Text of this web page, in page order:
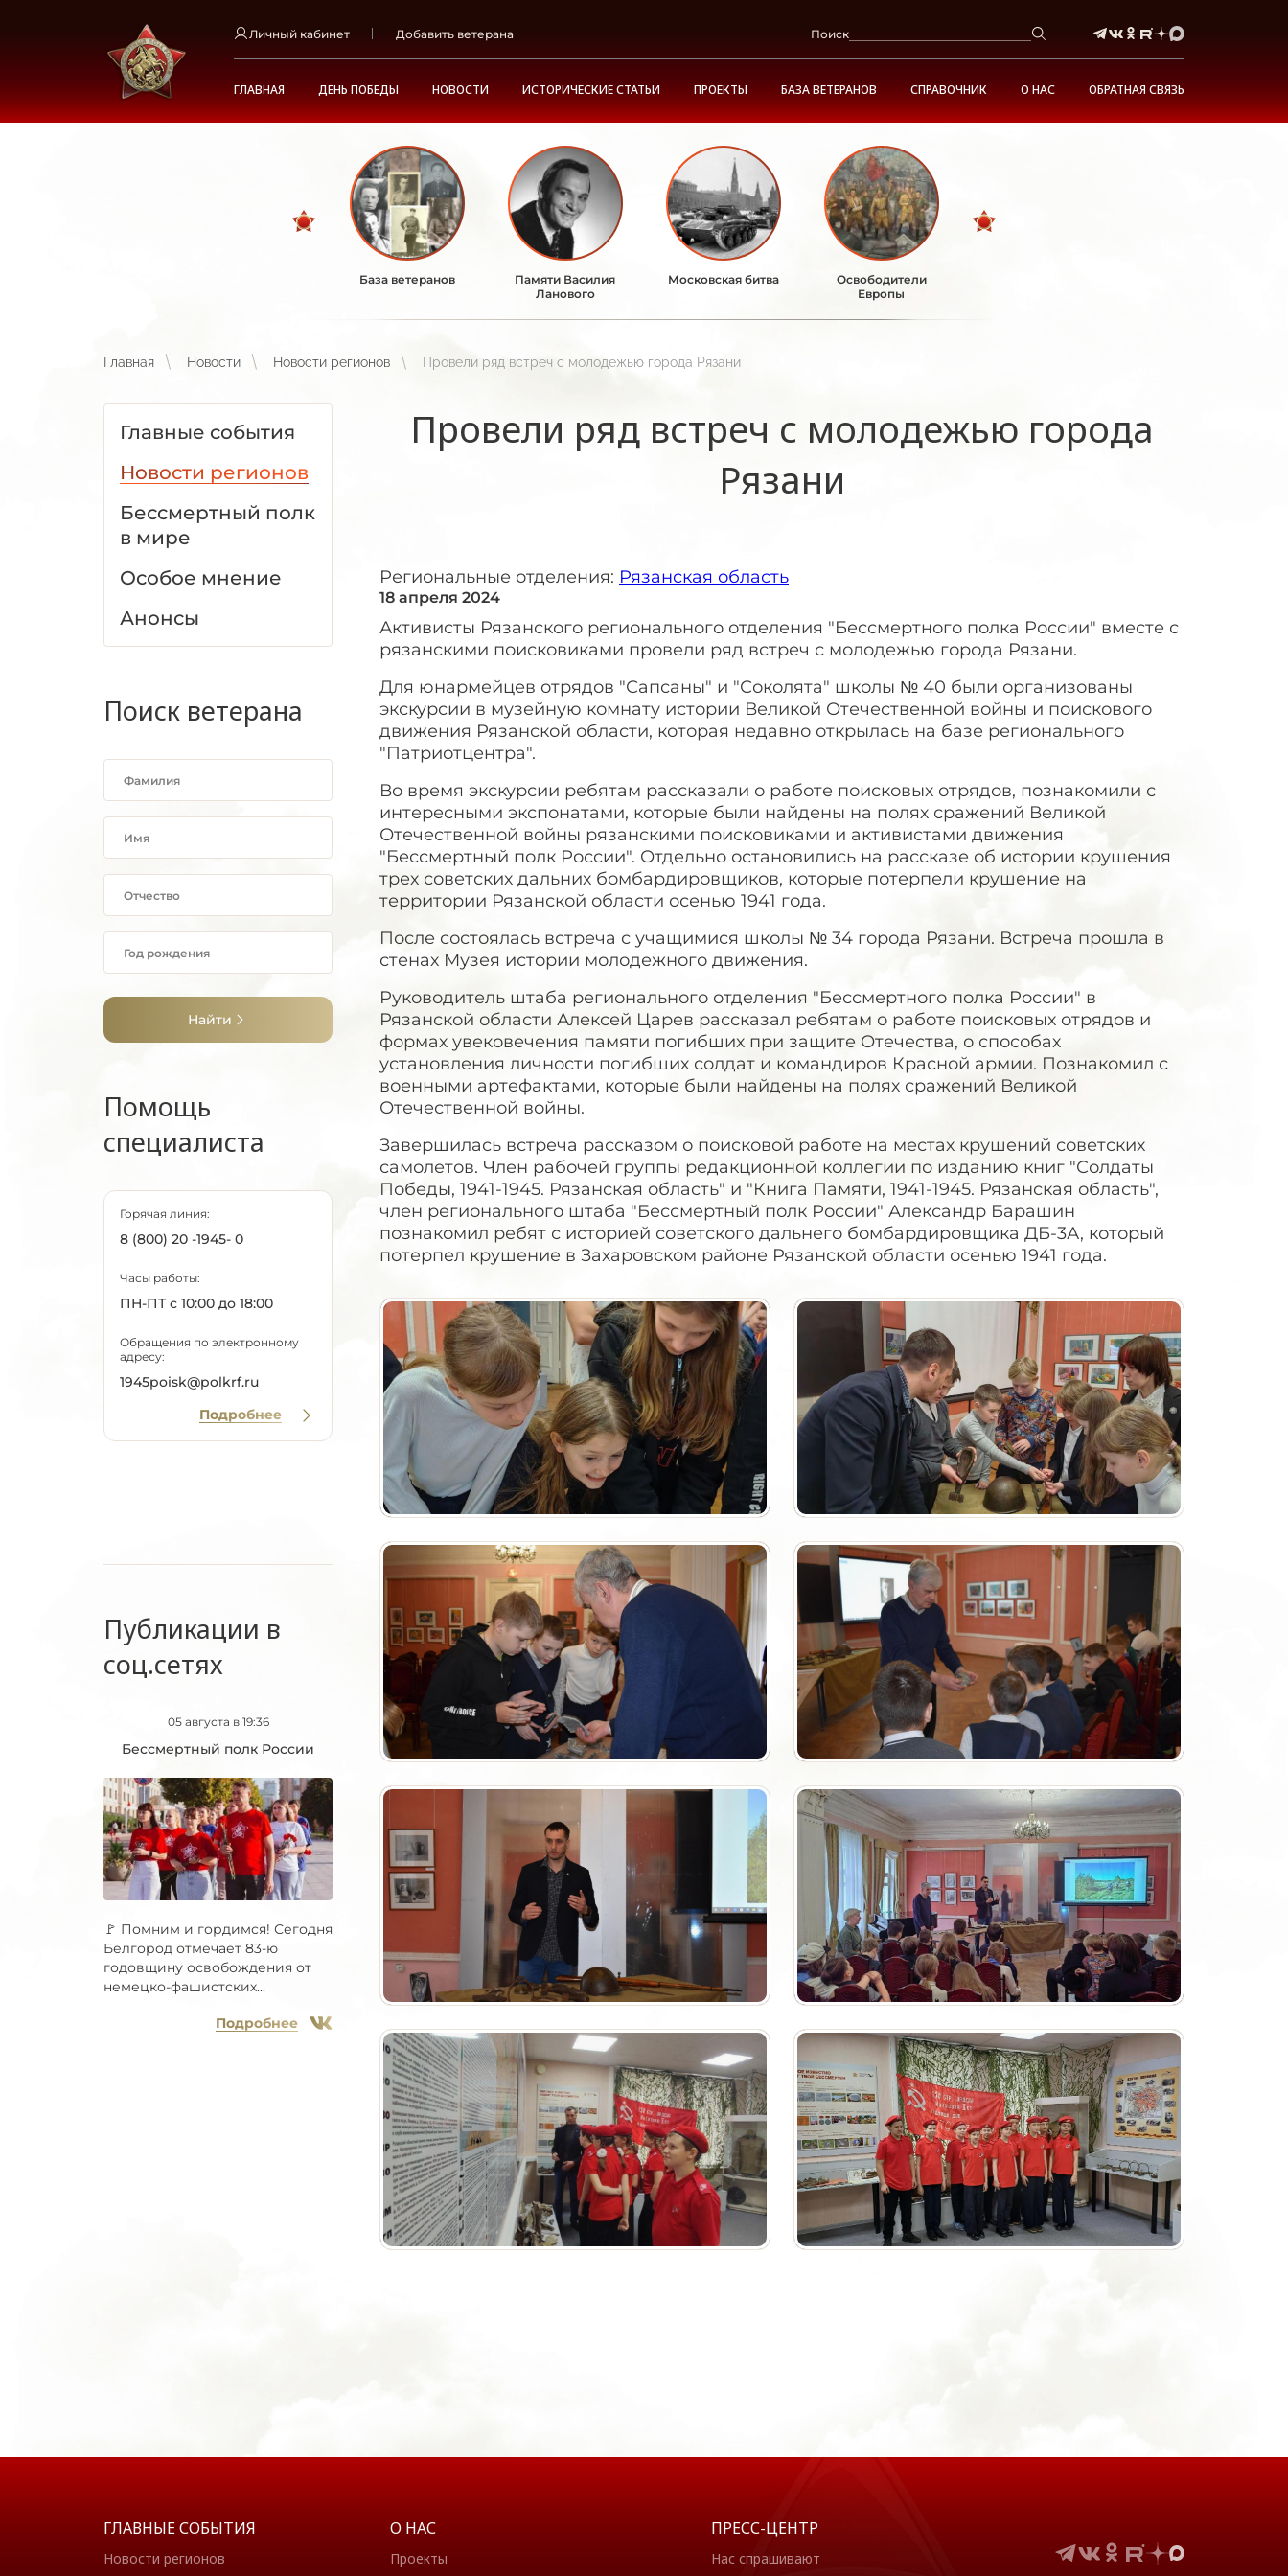
Личный кабинет Добавить ветерана Поиск
ГЛАВНАЯ ДЕНЬ ПОБЕДЫ НОВОСТИ ИСТОРИЧЕСКИЕ СТАТЬИ ПРОЕКТЫ БАЗА ВЕТЕРАНОВ СПРАВОЧНИК О НАС ОБРАТНАЯ СВЯЗЬ
База ветеранов
Памяти Василия
Ланового
Московская битва
Освободители
Европы
Главная Новости Новости регионов Провели ряд встреч с молодежью города Рязани
Главные события
Новости регионов
Бессмертный полк
в мире
Особое мнение
Анонсы
Поиск ветерана
Найти
Помощь
специалиста
Горячая линия:
8 (800) 20 -1945- 0
Часы работы:
ПН-ПТ с 10:00 до 18:00
Обращения по электронному
адресу:
1945poisk@polkrf.ru
Подробнее
Публикации в
соц.сетях
05 августа в 19:36
Бессмертный полк России
🚩 Помним и гордимся! Сегодня
Белгород отмечает 83-ю
годовщину освобождения от
немецко-фашистских...
Подробнее
Провели ряд встреч с молодежью города
Рязани
Региональные отделения: Рязанская область
18 апреля 2024
Активисты Рязанского регионального отделения "Бессмертного полка России" вместе с
рязанскими поисковиками провели ряд встреч с молодежью города Рязани.
Для юнармейцев отрядов "Сапсаны" и "Соколята" школы № 40 были организованы
экскурсии в музейную комнату истории Великой Отечественной войны и поискового
движения Рязанской области, которая недавно открылась на базе регионального
"Патриотцентра".
Во время экскурсии ребятам рассказали о работе поисковых отрядов, познакомили с
интересными экспонатами, которые были найдены на полях сражений Великой
Отечественной войны рязанскими поисковиками и активистами движения
"Бессмертный полк России". Отдельно остановились на рассказе об истории крушения
трех советских дальних бомбардировщиков, которые потерпели крушение на
территории Рязанской области осенью 1941 года.
После состоялась встреча с учащимися школы № 34 города Рязани. Встреча прошла в
стенах Музея истории молодежного движения.
Руководитель штаба регионального отделения "Бессмертного полка России" в
Рязанской области Алексей Царев рассказал ребятам о работе поисковых отрядов и
формах увековечения памяти погибших при защите Отечества, о способах
установления личности погибших солдат и командиров Красной армии. Познакомил с
военными артефактами, которые были найдены на полях сражений Великой
Отечественной войны.
Завершилась встреча рассказом о поисковой работе на местах крушений советских
самолетов. Член рабочей группы редакционной коллегии по изданию книг "Солдаты
Победы, 1941-1945. Рязанская область" и "Книга Памяти, 1941-1945. Рязанская область",
член регионального штаба "Бессмертный полк России" Александр Барашин
познакомил ребят с историей советского дальнего бомбардировщика ДБ-3А, который
потерпел крушение в Захаровском районе Рязанской области осенью 1941 года.
ГЛАВНЫЕ СОБЫТИЯ
Новости регионов
О НАС
Проекты
ПРЕСС-ЦЕНТР
Нас спрашивают